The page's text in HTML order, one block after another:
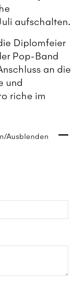
aufschalten.
Diplomfeier
Pop-Band
an die
und
riche im
Ausblenden